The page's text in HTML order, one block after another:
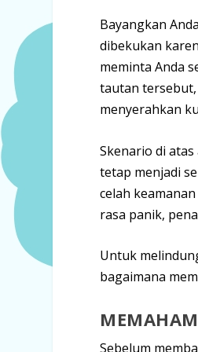
Bayangkan
dibekukan
meminta Anda
tautan tersebut,
menyerahkan
Skenario di
tetap menjadi
celah
rasa panik,
Untuk
bagaimana
Sebelum